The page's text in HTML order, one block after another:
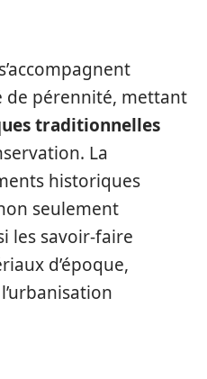
de pérennité, mettant
traditionnelles
La
historiques
seulement
les savoir-faire
d’époque,